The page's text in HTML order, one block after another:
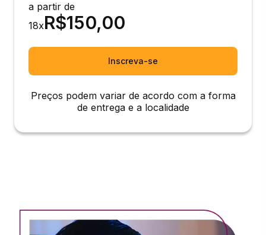
a partir de
18xR$150,00
Inscreva-se
Preços podem variar de acordo com a forma
de entrega e a localidade